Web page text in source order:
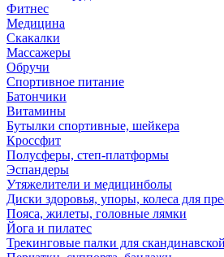
Фитнес
Медицина
Скакалки
Массажеры
Обручи
Спортивное питание
Батончики
Витамины
Бутылки спортивные, шейкера
Кроссфит
Полусферы, степ-платформы
Эспандеры
Утяжелители и медицинболы
Диски здоровья, упоры, колеса для
Пояса, жилеты, головные лямки
Йога и пилатес
Трекинговые палки для